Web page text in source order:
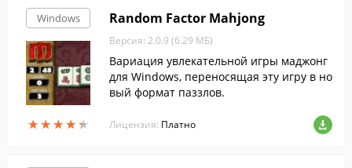
оловоломки и отыскивая предметы, обл
агораживайте города, открывайте школ
ы и больницы! И не забудьте спросить с
овета у чародеев: мастера Белой магии
на вашей стороне!
Windows
★★★★★
★★★★★
Random Factor Mahjong
Версия: 2.0.9 (6.29 МБ)
Вариация увлекательной игры маджонг
для Windows, переносящая эту игру в но
вый формат паззлов.
Лицензия: Платно